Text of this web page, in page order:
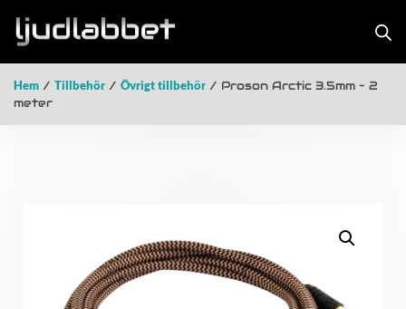
Hem / Tillbehör/ Övrigt tillbehör/ Proson Arctic 3.5mm – 2
meter